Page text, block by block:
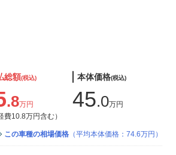
総額(税込)
.8万円
費10.8万円含む）
本体価格(税込)
45.0万円
この車種の相場価格 （平均本体価格：74.6万円）